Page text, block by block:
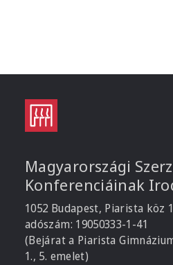
Magyarországi
Konferenciáinak
1052 Budapest, Piarista köz
adószám: 19050333-1-41
(Bejárat a Piarista
1., 5. emelet)